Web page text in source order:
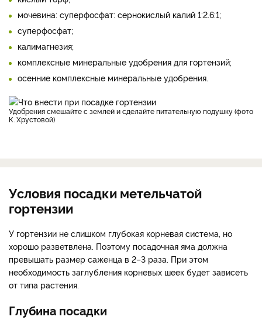
мочевина: суперфосфат: сернокислый калий 1:2.6:1;
суперфосфат;
калимагнезия;
комплексные минеральные удобрения для гортензий;
осенние комплексные минеральные удобрения.
Удобрения смешайте с землей и сделайте питательную подушку (фото
К. Хрустовой)
Условия посадки метельчатой
гортензии
У гортензии не слишком глубокая корневая система, но
хорошо разветвлена. Поэтому посадочная яма должна
превышать размер саженца в 2–3 раза. При этом
необходимость заглубления корневых шеек будет зависеть
от типа растения.
Глубина посадки